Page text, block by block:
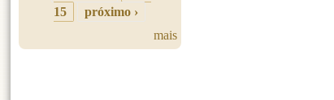
15
próximo ›
mais